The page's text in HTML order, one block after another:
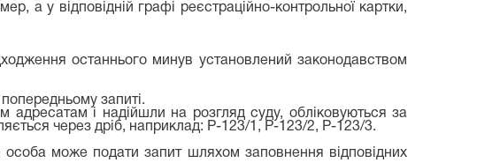
а у відповідній графі реєстраційно-контрольної картки,
останнього минув установлений законодавством
запиті.
і надійшли на розгляд суду, обліковуються за
через дріб, наприклад: Р-123/1, Р-123/2, Р-123/3.
може подати запит шляхом заповнення відповідних